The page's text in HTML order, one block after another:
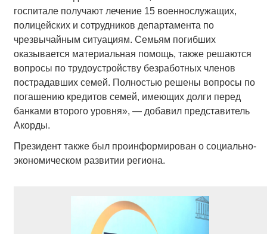
госпитале получают лечение 15 военнослужащих,
полицейских и сотрудников департамента по
чрезвычайным ситуациям. Семьям погибших
оказывается материальная помощь, также решаются
вопросы по трудоустройству безработных членов
пострадавших семей. Полностью решены вопросы по
погашению кредитов семей, имеющих долги перед
банками второго уровня», — добавил представитель
Акорды.
Президент также был проинформирован о социально-
экономическом развитии региона.